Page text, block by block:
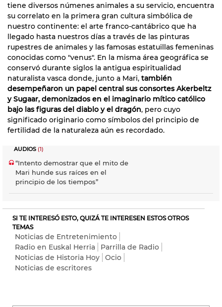
tiene diversos númenes animales a su servicio, encuentra
su correlato en la primera gran cultura simbólica de
nuestro continente: el arte franco-cantábrico que ha
llegado hasta nuestros días a través de las pinturas
rupestres de animales y las famosas estatuillas femeninas
conocidas como "venus". En la misma área geográfica se
conservó durante siglos la antigua espiritualidad
naturalista vasca donde, junto a Mari, también
desempeñaron un papel central sus consortes Akerbeltz
y Sugaar, demonizados en el imaginario mítico católico
bajo las figuras del diablo y el dragón, pero cuyo
significado originario como símbolos del principio de
fertilidad de la naturaleza aún es recordado.
AUDIOS (1)
“Intento demostrar que el mito de
Mari hunde sus raíces en el
principio de los tiempos”
SI TE INTERESÓ ESTO, QUIZÁ TE INTERESEN ESTOS OTROS
TEMAS
Noticias de Entretenimiento
Radio en Euskal Herria
Parrilla de Radio
Noticias de Historia Hoy
Ocio
Noticias de escritores